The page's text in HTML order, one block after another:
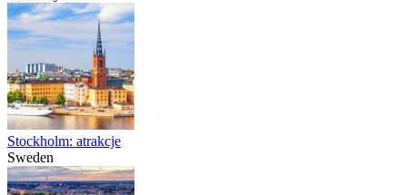
Stockholm: atrakcje
Sweden